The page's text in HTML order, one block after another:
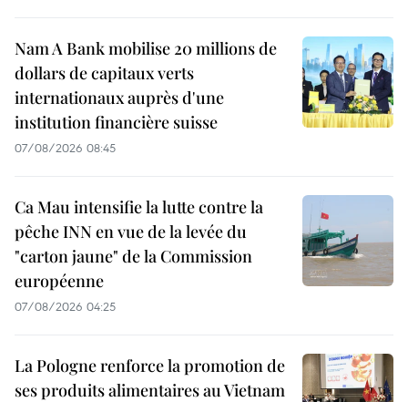
Nam A Bank mobilise 20 millions de
dollars de capitaux verts
internationaux auprès d'une
institution financière suisse
07/08/2026 08:45
Ca Mau intensifie la lutte contre la
pêche INN en vue de la levée du
"carton jaune" de la Commission
européenne
07/08/2026 04:25
La Pologne renforce la promotion de
ses produits alimentaires au Vietnam